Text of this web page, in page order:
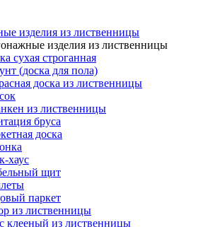
изделия из лиственницы
изделия из лиственницы
сухая строганная
(доска для пола)
доска из лиственницы
из лиственницы
бруса
доска
хаус
щит
паркет
из лиственницы
клееный из лиственницы